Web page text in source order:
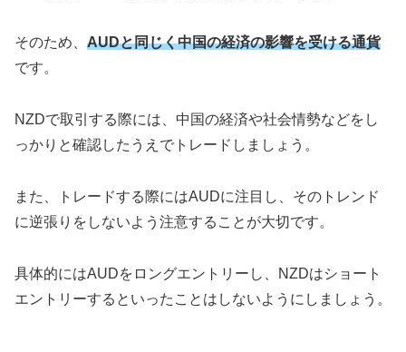
そのため、 AUDと同じく中国の経済の影響を受ける通貨
です。
NZDで取引する際には、中国の経済や社会情勢などをし
っかりと確認したうえでトレードしましょう。
また、トレードする際にはAUDに注目し、そのトレンド
に逆張りをしないよう注意することが大切です。
具体的にはAUDをロングエントリーし、NZDはショート
エントリーするといったことはしないようにしましょう。